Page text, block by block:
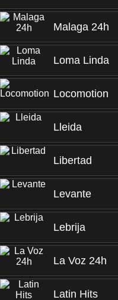
Malaga 24h
Loma Linda
Locomotion
Lleida
Libertad
Levante
Lebrija
La Voz 24h
Latin Hits